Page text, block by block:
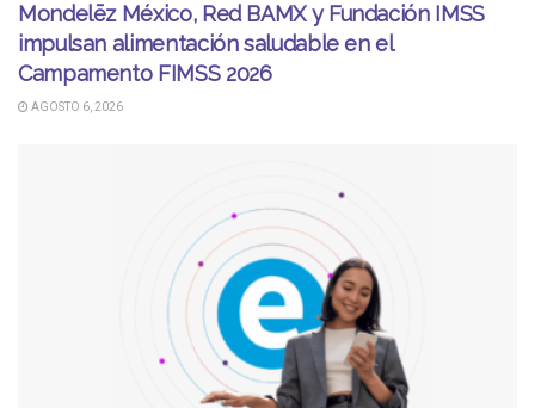
Mondelēz México, Red BAMX y Fundación IMSS
impulsan alimentación saludable en el
Campamento FIMSS 2026
AGOSTO 6, 2026